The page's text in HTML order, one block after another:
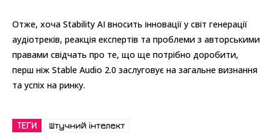
Отже, хоча Stability AI вносить інновації у світ генерації
аудіотреків, реакція експертів та проблеми з авторськими
правами свідчать про те, що ще потрібно доробити,
перш ніж Stable Audio 2.0 заслуговує на загальне визнання
та успіх на ринку.
ТЕГИ Штучний інтелект